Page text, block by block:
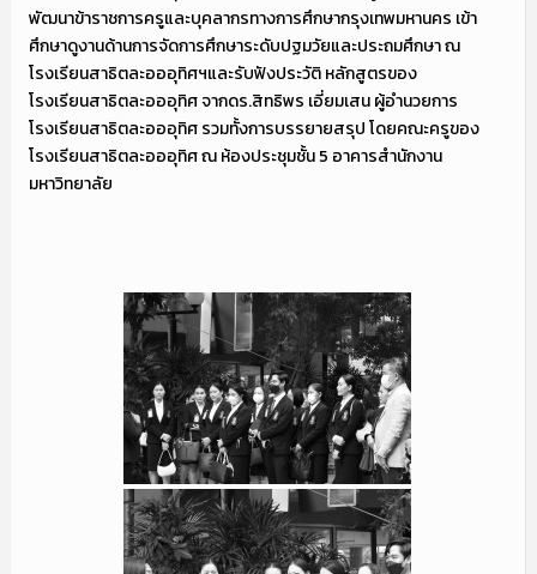
พัฒนาข้าราชการครูและบุคลากรทางการศึกษากรุงเทพมหานคร เข้า
ศึกษาดูงานด้านการจัดการศึกษาระดับปฐมวัยและประถมศึกษา ณ
โรงเรียนสาธิตละอออุทิศฯและรับฟังประวัติ หลักสูตรของ
โรงเรียนสาธิตละอออุทิศ จากดร.สิทธิพร เอี่ยมเสน ผู้อำนวยการ
โรงเรียนสาธิตละอออุทิศ รวมทั้งการบรรยายสรุป โดยคณะครูของ
โรงเรียนสาธิตละอออุทิศ ณ ห้องประชุมชั้น 5 อาคารสำนักงาน
มหาวิทยาลัย